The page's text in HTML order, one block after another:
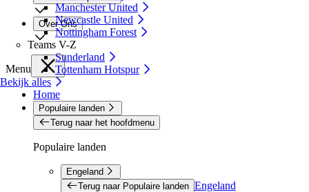
Manchester United
Newcastle United
Nottingham Forest
Teams V-Z
Sunderland
Tottenham Hotspur
Bekijk alles
Over Ons
Menu
Home
Populaire landen
Terug naar het hoofdmenu
Populaire landen
Engeland
Terug naar Populaire landen Engeland